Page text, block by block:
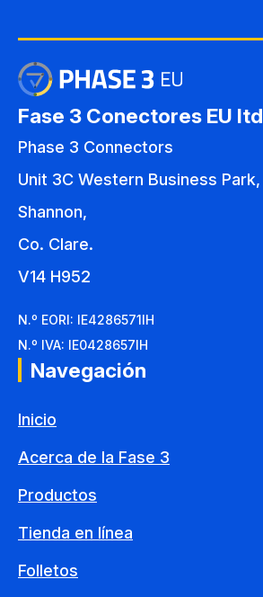
Fase 3 Conectores EU ltd
Phase 3 Connectors
Unit 3C Western Business Park,
Shannon,
Co. Clare.
V14 H952
N.º EORI: IE4286571IH
N.º IVA: IE0428657IH
Navegación
Inicio
Acerca de la Fase 3
Productos
Tienda en línea
Folletos